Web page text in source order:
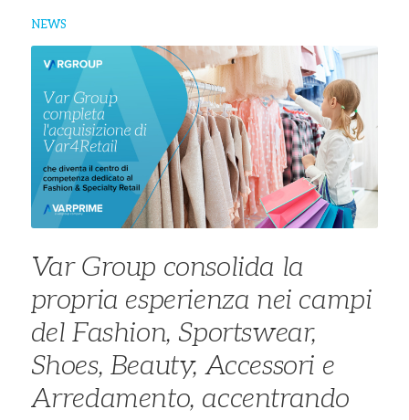
NEWS
Var Group consolida la
propria esperienza nei campi
del Fashion, Sportswear,
Shoes, Beauty, Accessori e
Arredamento, accentrando